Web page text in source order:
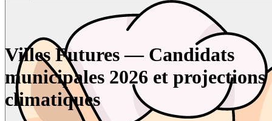
Villes Futures — Candidats
municipales 2026 et projections
climatiques